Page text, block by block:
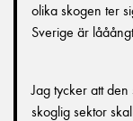
olika skogen ter
Sverige är
Jag tycker att
skoglig sektor